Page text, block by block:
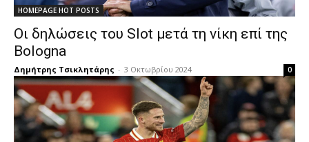
HOMEPAGE HOT POSTS
Οι δηλώσεις του Slot μετά τη νίκη επί της
Bologna
Δημήτρης Τσικλητάρης - 3 Οκτωβρίου 2024 0